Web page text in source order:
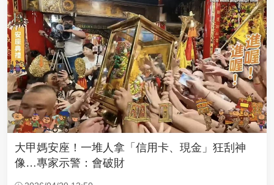
大甲媽安座！一堆人拿「信用卡、現金」狂刮神
像…專家示警：會破財